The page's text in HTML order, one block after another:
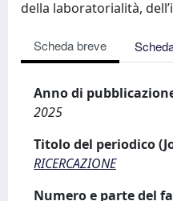
della laboratorialità,
Scheda breve
Anno di
2025
Titolo del periodico
RICERCAZIONE
Numero e parte del